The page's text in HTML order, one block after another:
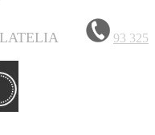
93 325